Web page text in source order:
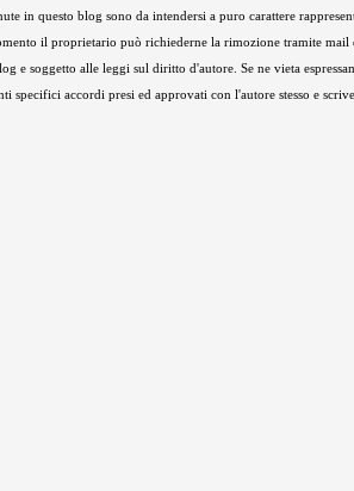
in questo blog sono da intendersi a puro carattere
il proprietario può richiederne la rimozione tramite mail
e soggetto alle leggi sul diritto d'autore. Se ne vieta
specifici accordi presi ed approvati con l'autore stesso e